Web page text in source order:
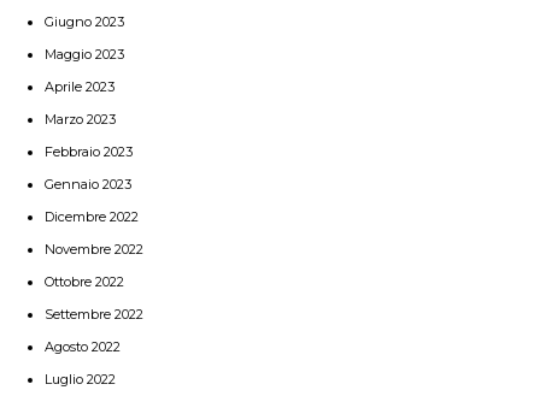
Giugno 2023
Maggio 2023
Aprile 2023
Marzo 2023
Febbraio 2023
Gennaio 2023
Dicembre 2022
Novembre 2022
Ottobre 2022
Settembre 2022
Agosto 2022
Luglio 2022